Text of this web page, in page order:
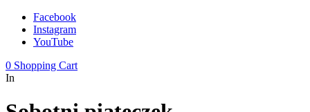
Facebook
Instagram
YouTube
0 Shopping Cart
In